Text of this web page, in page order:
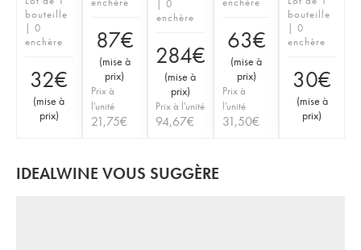
bouteille
| 0
enchère
32€
(mise à
prix)
87€
(mise à
prix)
Prix à
l'unité
21,75€
| 0
enchère
284€
(mise à
prix)
Prix à l'unité
94,67€
63€
(mise à
prix)
Prix à
l'unité
31,50€
bouteille
| 0
enchère
30€
(mise à
prix)
IDEALWINE VOUS SUGGÈRE